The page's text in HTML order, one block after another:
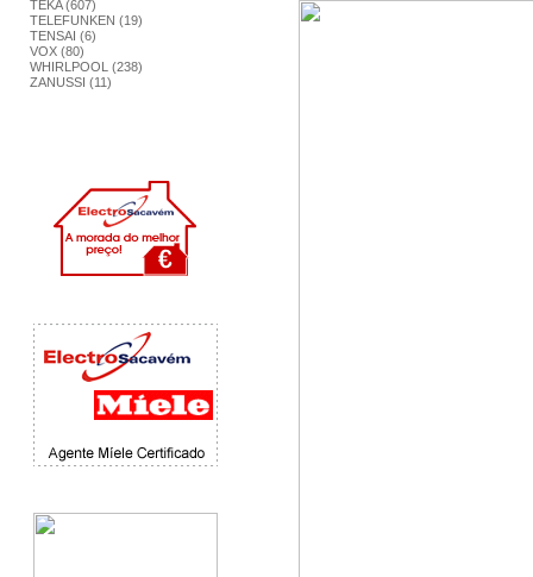
TEKA (607)
TELEFUNKEN (19)
TENSAI (6)
VOX (80)
WHIRLPOOL (238)
ZANUSSI (11)